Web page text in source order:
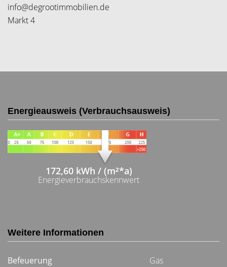
info@degrootimmobilien.de
Markt 4
Energieausweis (Verbrauchsausweis)
172,60 kWh / (m²*a)
Energieverbrauchskennwert
Weitere Informationen
Befeuerung
Gas